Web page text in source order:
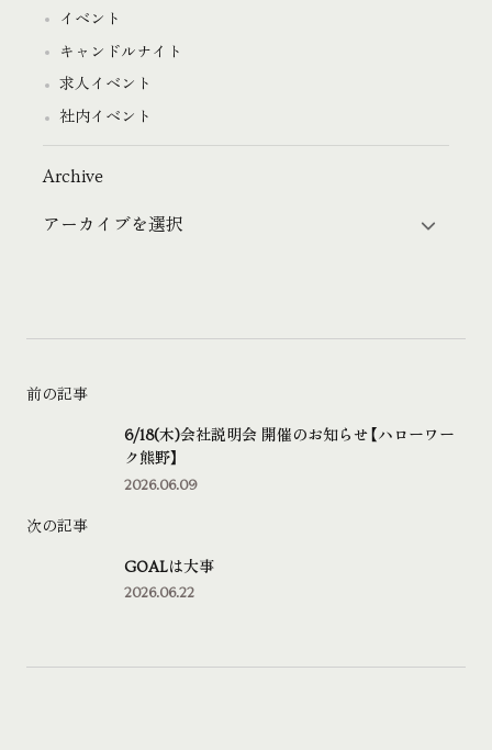
イベント
キャンドルナイト
求人イベント
社内イベント
Archive
前の記事
6/18(木)会社説明会 開催のお知らせ【ハローワー
ク熊野】
2026.06.09
次の記事
GOALは大事
2026.06.22